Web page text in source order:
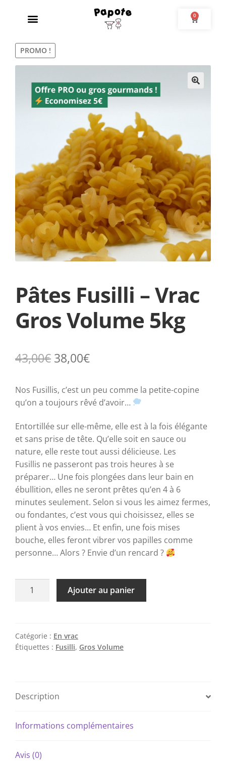
0
PROMO !
Pâtes Fusilli – Vrac
Gros Volume 5kg
43,00€ 38,00€
Nos Fusillis, c’est un peu comme la petite-copine
qu’on a toujours rêvé d’avoir…
Entortillée sur elle-même, elle est à la fois élégante
et sans prise de tête. Qu’elle soit en sauce ou
nature, elle reste tout aussi délicieuse. Les
Fusillis ne passeront pas trois heures à se
préparer… Une fois plongées dans leur bain en
ébullition, elles ne seront prêtes qu’en 4 à 6
minutes seulement. Selon si vous les aimez fermes,
ou fondantes, c’est vous qui choisissez, elles se
plient à vos envies… Et enfin, une fois mises
bouche, elles feront vibrer vos papilles comme
personne… Alors ? Envie d’un rencard ?
Ajouter au panier
Catégorie : En vrac
Étiquettes : Fusilli, Gros Volume
Description
Informations complémentaires
Avis (0)